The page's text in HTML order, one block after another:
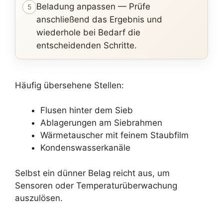
5
Beladung anpassen — Prüfe
anschließend das Ergebnis und
wiederhole bei Bedarf die
entscheidenden Schritte.
Häufig übersehene Stellen:
Flusen hinter dem Sieb
Ablagerungen am Siebrahmen
Wärmetauscher mit feinem Staubfilm
Kondenswasserkanäle
Selbst ein dünner Belag reicht aus, um
Sensoren oder Temperaturüberwachung
auszulösen.